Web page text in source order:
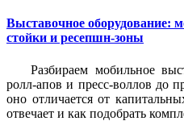
Выставочное оборудование:
стойки и ресепшн-зоны
Разбираем мобильное
ролл-апов и пресс-воллов до
оно отличается от
отвечает и как подобрать